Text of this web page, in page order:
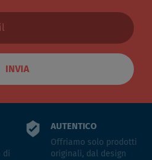
INVIA
di
AUTENTICO
Offriamo solo prodotti
originali, dal design